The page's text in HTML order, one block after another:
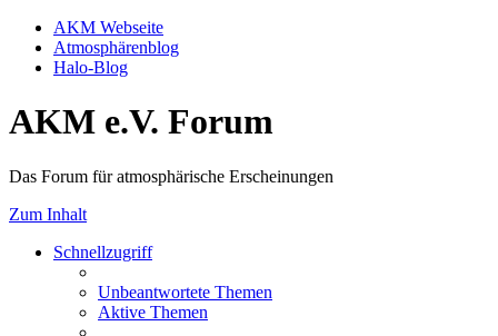
AKM Webseite
Atmosphärenblog
Halo-Blog
AKM e.V. Forum
Das Forum für atmosphärische Erscheinungen
Zum Inhalt
Schnellzugriff
Unbeantwortete Themen
Aktive Themen